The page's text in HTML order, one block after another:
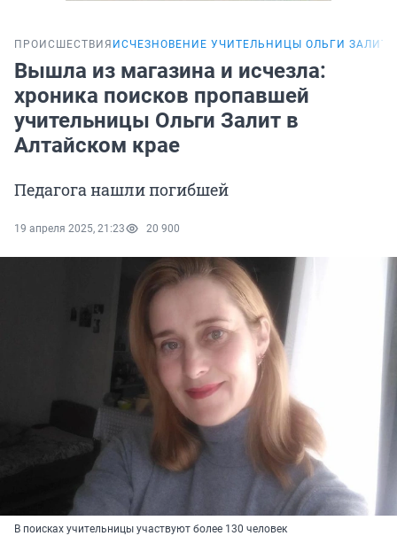
ПРОИСШЕСТВИЯ ИСЧЕЗНОВЕНИЕ УЧИТЕЛЬНИЦЫ ОЛЬГИ ЗАЛИТ
Вышла из магазина и исчезла:
хроника поисков пропавшей
учительницы Ольги Залит в
Алтайском крае
Педагога нашли погибшей
19 апреля 2025, 21:23 20 900
В поисках учительницы участвуют более 130 человек